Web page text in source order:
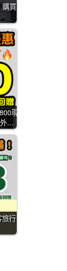
購買
現
外…
旅行